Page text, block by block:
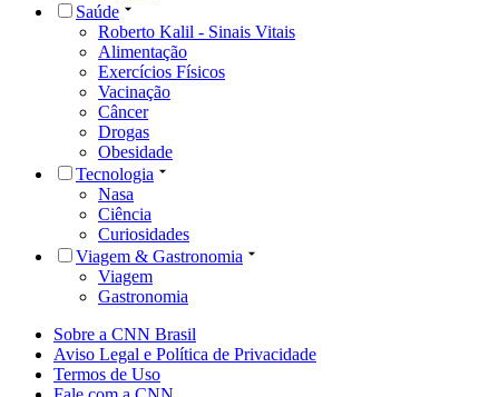
Saúde
Roberto Kalil - Sinais Vitais
Alimentação
Exercícios Físicos
Vacinação
Câncer
Drogas
Obesidade
Tecnologia
Nasa
Ciência
Curiosidades
Viagem & Gastronomia
Viagem
Gastronomia
Sobre a CNN Brasil
Aviso Legal e Política de Privacidade
Termos de Uso